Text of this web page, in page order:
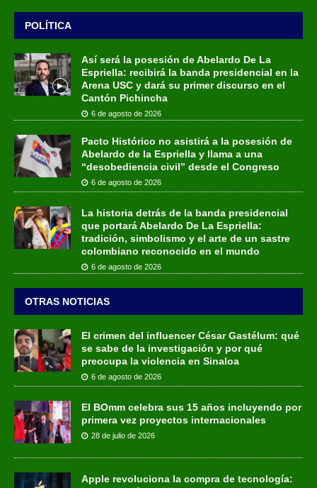
POLÍTICA
Así será la posesión de Abelardo De La
Espriella: recibirá la banda presidencial en la
Arena USC y dará su primer discurso en el
Cantón Pichincha
6 de agosto de 2026
Pacto Histórico no asistirá a la posesión de
Abelardo de la Espriella y llama a una
“desobediencia civil” desde el Congreso
6 de agosto de 2026
La historia detrás de la banda presidencial
que portará Abelardo De La Espriella:
tradición, simbolismo y el arte de un sastre
colombiano reconocido en el mundo
6 de agosto de 2026
OTRAS NOTICIAS
El crimen del influencer César Gastélum: qué
se sabe de la investigación y por qué
preocupa la violencia en Sinaloa
6 de agosto de 2026
El BOmm celebra sus 15 años incluyendo por
primera vez proyectos internacionales
28 de julio de 2026
Apple revoluciona la compra de tecnología: